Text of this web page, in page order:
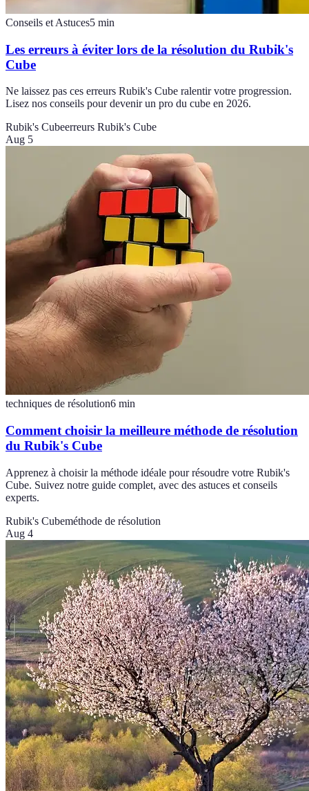
Conseils et Astuces5 min
Les erreurs à éviter lors de la résolution du Rubik's
Cube
Ne laissez pas ces erreurs Rubik's Cube ralentir votre progression.
Lisez nos conseils pour devenir un pro du cube en 2026.
Rubik's Cubeerreurs Rubik's Cube
Aug 5
techniques de résolution6 min
Comment choisir la meilleure méthode de résolution
du Rubik's Cube
Apprenez à choisir la méthode idéale pour résoudre votre Rubik's
Cube. Suivez notre guide complet, avec des astuces et conseils
experts.
Rubik's Cubeméthode de résolution
Aug 4